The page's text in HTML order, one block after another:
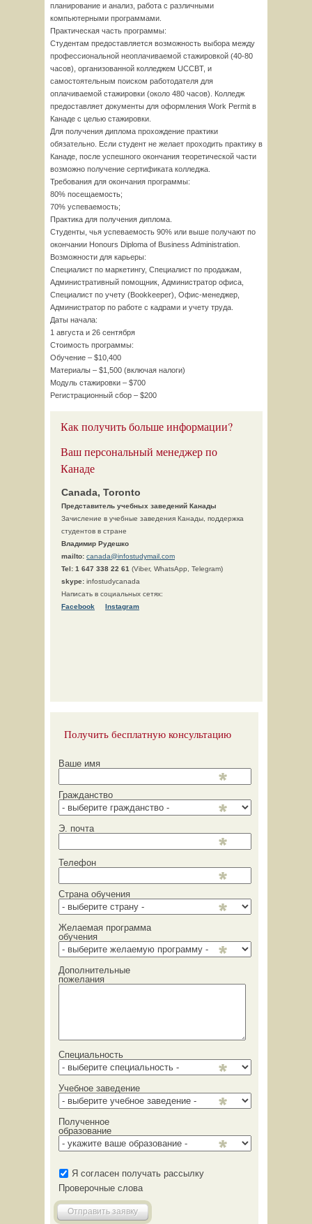
планирование и анализ, работа с различными
компьютерными программами.
Практическая часть программы:
Студентам предоставляется возможность выбора между
профессиональной неоплачиваемой стажировкой (40-80
часов), организованной колледжем UCCBT, и
самостоятельным поиском работодателя для
оплачиваемой стажировки (около 480 часов). Колледж
предоставляет документы для оформления Work Permit в
Канаде с целью стажировки.
Для получения диплома прохождение практики
обязательно. Если студент не желает проходить практику в
Канаде, после успешного окончания теоретической части
возможно получение сертификата колледжа.
Требования для окончания программы:
80% посещаемость;
70% успеваемость;
Практика для получения диплома.
Студенты, чья успеваемость 90% или выше получают по
окончании Honours Diploma of Business Administration.
Возможности для карьеры:
Специалист по маркетингу, Специалист по продажам,
Административный помощник, Администратор офиса,
Специалист по учету (Bookkeeper), Офис-менеджер,
Администратор по работе с кадрами и учету труда.
Даты начала:
1 августа и 26 сентября
Стоимость программы:
Обучение – $10,400
Материалы – $1,500 (включая налоги)
Модуль стажировки – $700
Регистрационный сбор – $200
Как получить больше информации?
Ваш персональный менеджер по
Канаде
Canada, Toronto
Представитель учебных заведений Канады
Зачисление в учебные заведения Канады, поддержка
студентов в стране
Владимир Рудешко
mailto: canada@infostudymail.com
Tel: 1 647 338 22 61 (Viber, WhatsApp, Telegram)
skype: infostudycanada
Написать в социальных сетях:
Facebook
Instagram
Получить бесплатную консультацию
Ваше имя
Гражданство
Э. почта
Телефон
Страна обучения
Желаемая программа
обучения
Дополнительные
пожелания
Специальность
Учебное заведение
Полученное
образование
Я согласен получать рассылку
Проверочные слова
Отправить заявку